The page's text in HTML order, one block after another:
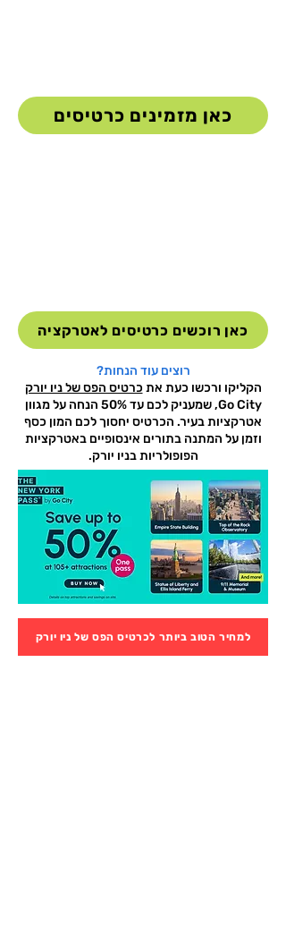
כאן מזמינים כרטיסים
כאן רוכשים כרטיסים לאטרקציה
רוצים עוד הנחות?
הקליקו ורכשו כעת את כרטיס הפס של ניו יורק
Go City, שמעניק לכם עד 50% הנחה על מגוון
אטרקציות בעיר. הכרטיס יחסוך לכם המון כסף
וזמן על המתנה בתורים אינסופיים באטרקציות
הפופולריות בניו יורק.
למחיר הטוב ביותר לכרטיס הפס של ניו יורק